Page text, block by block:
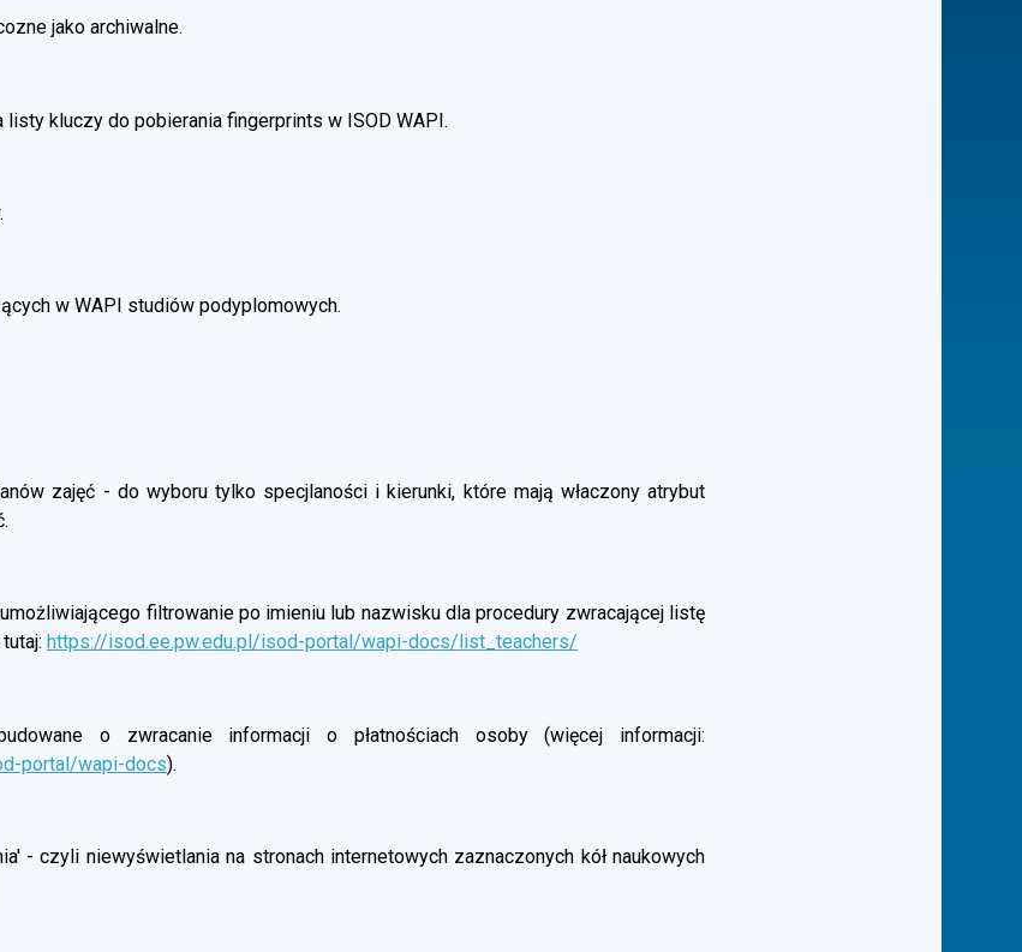
jako archiwalne.
kluczy do pobierania fingerprints w ISOD WAPI.
w WAPI studiów podyplomowych.
zajęć - do wyboru tylko specjlaności i kierunki, które mają właczony atrybut
filtrowanie po imieniu lub nazwisku dla procedury zwracającej listę
https://isod.ee.pw.edu.pl/isod-portal/wapi-docs/list_teachers/
o zwracanie informacji o płatnościach osoby (więcej informacji:
portal/wapi-docs).
- czyli niewyświetlania na stronach internetowych zaznaczonych kół naukowych